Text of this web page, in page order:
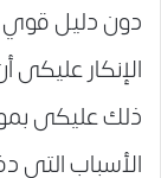
دون دليل
الإنكار عليكى
ذلك عليكى
الأسباب التى